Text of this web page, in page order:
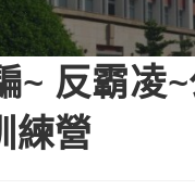
~ 反霸凌
練營